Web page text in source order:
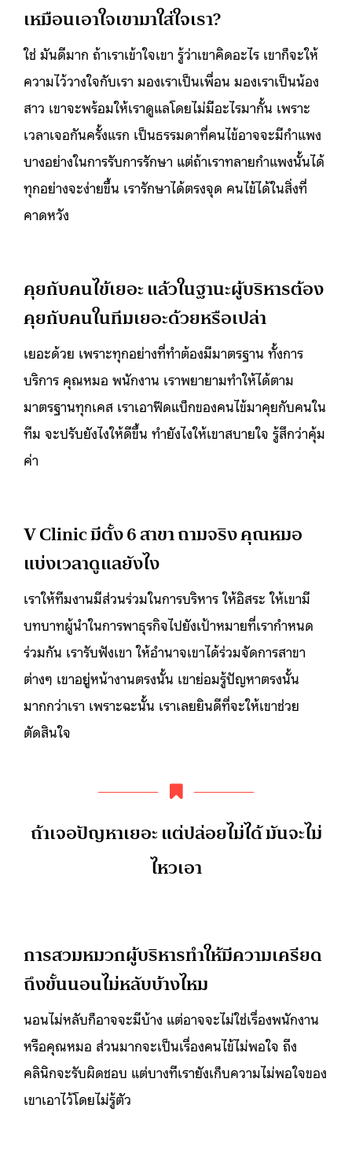
เหมือนเอาใจเขามาใส่ใจเรา?
ใช่ มันดีมาก ถ้าเราเข้าใจเขา รู้ว่าเขาคิดอะไร เขาก็จะให้
ความไว้วางใจกับเรา มองเราเป็นเพื่อน มองเราเป็นน้อง
สาว เขาจะพร้อมให้เราดูแลโดยไม่มีอะไรมากั้น เพราะ
เวลาเจอกันครั้งแรก เป็นธรรมดาที่คนไข้อาจจะมีกำแพง
บางอย่างในการรับการรักษา แต่ถ้าเราทลายกำแพงนั้นได้
ทุกอย่างจะง่ายขึ้น เรารักษาได้ตรงจุด คนไข้ได้ในสิ่งที่
คาดหวัง
คุยกับคนไข้เยอะ แล้วในฐานะผู้บริหารต้อง
คุยกับคนในทีมเยอะด้วยหรือเปล่า
เยอะด้วย เพราะทุกอย่างที่ทำต้องมีมาตรฐาน ทั้งการ
บริการ คุณหมอ พนักงาน เราพยายามทำให้ได้ตาม
มาตรฐานทุกเคส เราเอาฟีดแบ็กของคนไข้มาคุยกับคนใน
ทีม จะปรับยังไงให้ดีขึ้น ทำยังไงให้เขาสบายใจ รู้สึกว่าคุ้ม
ค่า
V Clinic มีตั้ง 6 สาขา ถามจริง คุณหมอ
แบ่งเวลาดูแลยังไง
เราให้ทีมงานมีส่วนร่วมในการบริหาร ให้อิสระ ให้เขามี
บทบาทผู้นำในการพาธุรกิจไปยังเป้าหมายที่เรากำหนด
ร่วมกัน เรารับฟังเขา ให้อำนาจเขาได้ร่วมจัดการสาขา
ต่างๆ เขาอยู่หน้างานตรงนั้น เขาย่อมรู้ปัญหาตรงนั้น
มากกว่าเรา เพราะฉะนั้น เราเลยยินดีที่จะให้เขาช่วย
ตัดสินใจ
ถ้าเจอปัญหาเยอะ แต่ปล่อยไม่ได้ มันจะไม่
ไหวเอา
การสวมหมวกผู้บริหารทำให้มีความเครียด
ถึงขั้นนอนไม่หลับบ้างไหม
นอนไม่หลับก็อาจจะมีบ้าง แต่อาจจะไม่ใช่เรื่องพนักงาน
หรือคุณหมอ ส่วนมากจะเป็นเรื่องคนไข้ไม่พอใจ ถึง
คลินิกจะรับผิดชอบ แต่บางทีเรายังเก็บความไม่พอใจของ
เขาเอาไว้โดยไม่รู้ตัว